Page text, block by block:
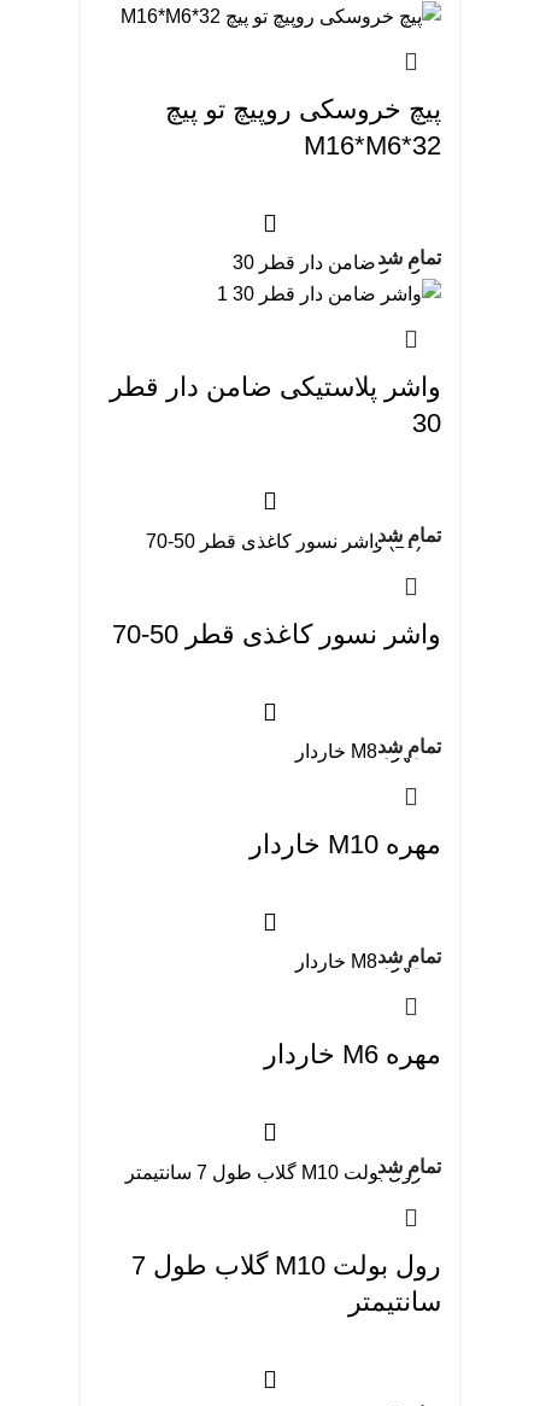
پیچ خروسکی روپیچ تو پیچ
M16*M6*32
تمام شد
واشر پلاستیکی ضامن دار قطر
30
تمام شد
واشر نسور کاغذی قطر 50-70
تمام شد
مهره M10 خاردار
تمام شد
مهره M6 خاردار
تمام شد
رول بولت M10 گلاب طول 7
سانتیمتر